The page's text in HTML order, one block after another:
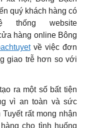
quý khách hàng có
website
hàng online Bông
về việc đơn
giao trễ hơn so với
ra một số bất tiện
vì an toàn và sức
rất mong nhận
cho tình huống